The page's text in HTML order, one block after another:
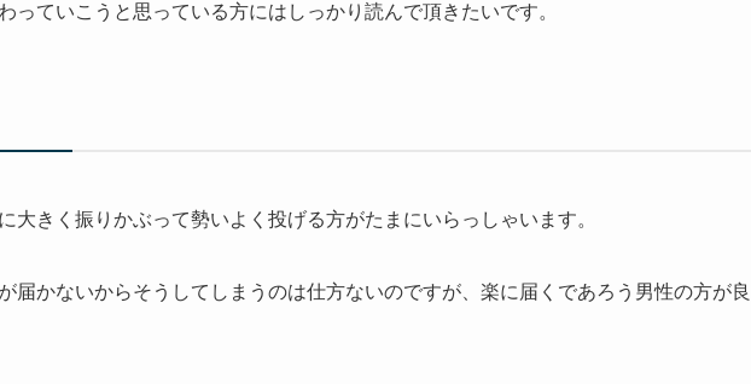
っていこうと思っている方にはしっかり読んで頂きたいです。
大きく振りかぶって勢いよく投げる方がたまにいらっしゃいます。
届かないからそうしてしまうのは仕方ないのですが、楽に届くであろう男性の方が良